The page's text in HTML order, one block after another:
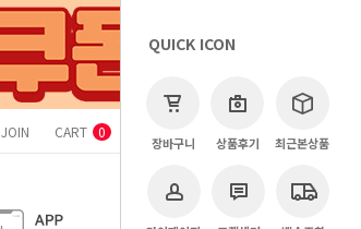
JOIN CART 0
QUICK ICON
장바구니 상품후기 최근본상품